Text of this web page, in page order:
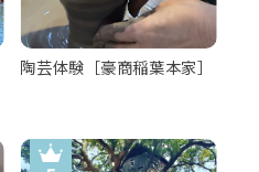
陶芸体験［豪商稲葉本家］